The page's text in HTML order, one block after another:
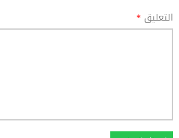
التعليق *